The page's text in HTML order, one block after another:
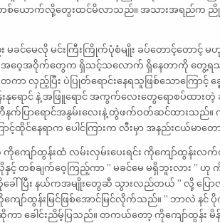
းတစ်ယောက်လို့တွေးထင်မိလာသည်။ အသားအရည်က ညို
င်မေလို မင်းကြီးကြိုက်ပုံစံမျိုး ခပ်တောင့်တောင့်
အဝိုက်တွေက ရှိသင့်သလောက် ရှိနေတာကို တွေ့ရသည်။ ပ
ာ လှည့်ပြီး ပဲပြုတ်ရောင်းနေရသူဖြစ်သောကြောင့် ခ္
းနုရောင် နဲ့ အဖြူရောင် အကွက်လေးတွေရောစပ်ထား
ြာရောင်အနွမ်းလေးနဲ့ တွဲဖက်ဝတ်ဆင်ထားသည်။
ောင့်ထိုင်နေရာက ပေါင်ကြားက လီးမှာ အနည်းငယ်မ
ကျော်ထွန်းထံ လမ်းလှမ်းပေးရင်း ကိုကျော်ထွန်း
တစ်ချက်ဝေ့ကြည့်ကာ ” မခင်မေ မရှိဘူးလား ” ဟု
ခေါ်ပြီး နယ်ကအမျိုးတွေဆီ သွားလည်တယ် ” လို့ ပြေ
ော်ထွန်းမြင်ဖြစ်အောင်မြင်လိုက်သည်။ ” ဘာလဲ န
ခေါင်းညိမ့်ပြသည်။ တကယ်တော့ ကိုကျော်ထွန်း မိန်း